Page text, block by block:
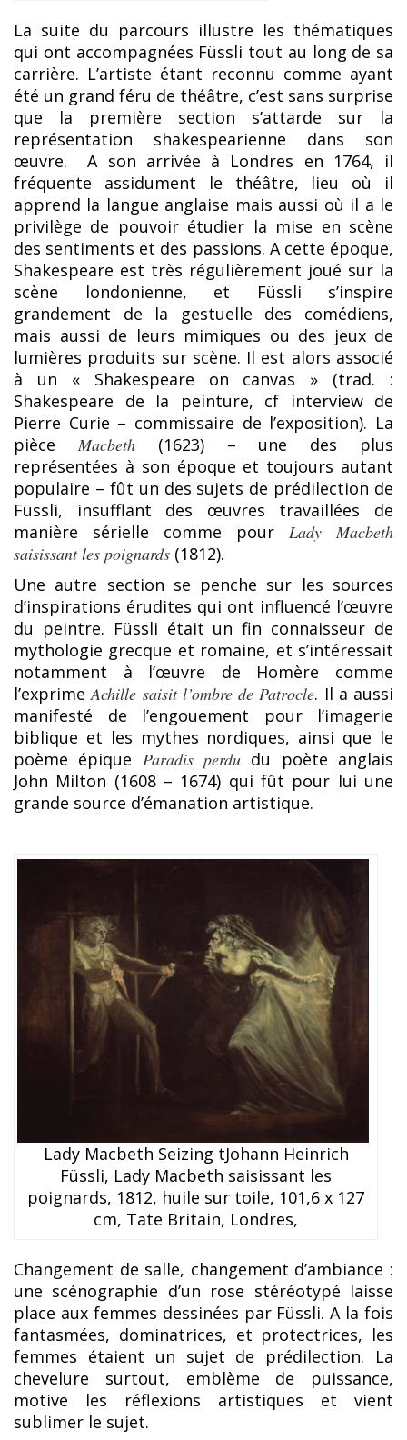
La suite du parcours illustre les thématiques
qui ont accompagnées Füssli tout au long de sa
carrière. L’artiste étant reconnu comme ayant
été un grand féru de théâtre, c’est sans surprise
que la première section s’attarde sur la
représentation shakespearienne dans son
œuvre. A son arrivée à Londres en 1764, il
fréquente assidument le théâtre, lieu où il
apprend la langue anglaise mais aussi où il a le
privilège de pouvoir étudier la mise en scène
des sentiments et des passions. A cette époque,
Shakespeare est très régulièrement joué sur la
scène londonienne, et Füssli s’inspire
grandement de la gestuelle des comédiens,
mais aussi de leurs mimiques ou des jeux de
lumières produits sur scène. Il est alors associé
à un « Shakespeare on canvas » (trad. :
Shakespeare de la peinture, cf interview de
Pierre Curie – commissaire de l’exposition). La
pièce Macbeth(1623) – une des plus
représentées à son époque et toujours autant
populaire – fût un des sujets de prédilection de
Füssli, insufflant des œuvres travaillées de
manière sérielle comme pour Lady Macbeth
saisissant les poignards (1812).
Une autre section se penche sur les sources
d’inspirations érudites qui ont influencé l’œuvre
du peintre. Füssli était un fin connaisseur de
mythologie grecque et romaine, et s’intéressait
notamment à l’œuvre de Homère comme
l’exprimeAchille saisit l’ombre de Patrocle. Il a aussi
manifesté de l’engouement pour l’imagerie
biblique et les mythes nordiques, ainsi que le
poème épique Paradis perdu du poète anglais
John Milton (1608 – 1674) qui fût pour lui une
grande source d’émanation artistique.
Lady Macbeth Seizing tJohann Heinrich
Füssli, Lady Macbeth saisissant les
poignards, 1812, huile sur toile, 101,6 x 127
cm, Tate Britain, Londres,
Changement de salle, changement d’ambiance :
une scénographie d’un rose stéréotypé laisse
place aux femmes dessinées par Füssli. A la fois
fantasmées, dominatrices, et protectrices, les
femmes étaient un sujet de prédilection. La
chevelure surtout, emblème de puissance,
motive les réflexions artistiques et vient
sublimer le sujet.